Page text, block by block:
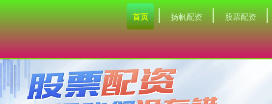
首页 扬帆配资 股票配资